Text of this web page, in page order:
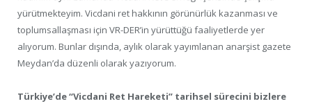
yürütmekteyim. Vicdani ret hakkının görünürlük kazanması ve
toplumsallaşması için VR-DER’in yürüttüğü faaliyetlerde yer
alıyorum. Bunlar dışında, aylık olarak yayımlanan anarşist gazete
Meydan’da düzenli olarak yazıyorum.
Türkiye’de “Vicdani Ret Hareketi” tarihsel sürecini bizlere